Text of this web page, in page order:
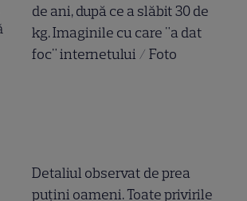
de ani, după ce a slăbit 30 de
kg. Imaginile cu care "a dat
foc" internetului / Foto
Detaliul observat de prea
puțini oameni. Toate privirile